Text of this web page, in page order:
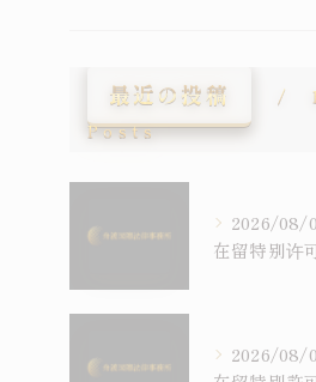
最近の投稿
Posts
2026/08/
2026/08/